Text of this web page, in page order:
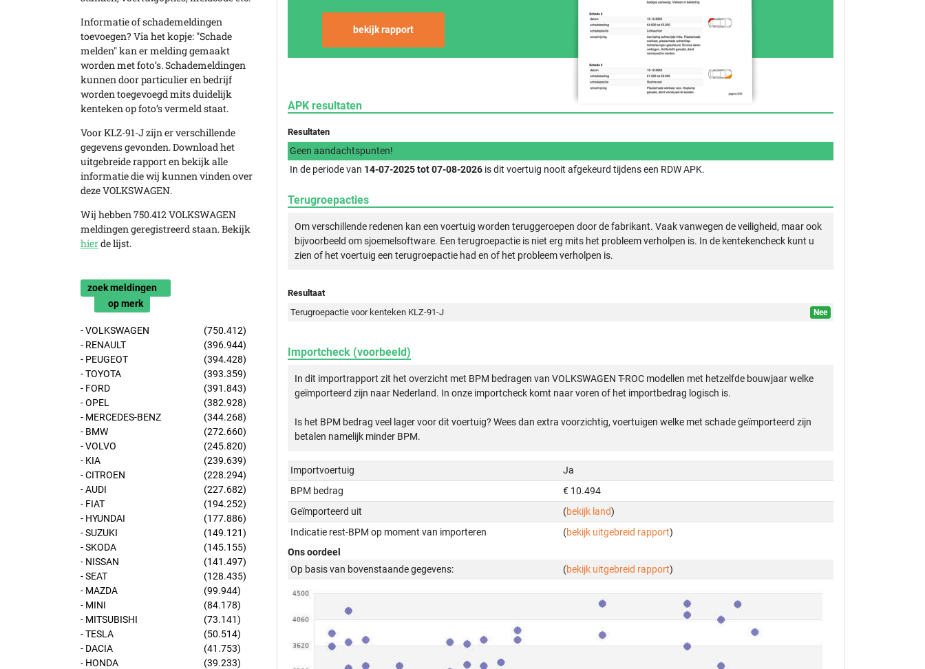
Informatie of schademeldingen
toevoegen? Via het kopje: "Schade
melden" kan er melding gemaakt
worden met foto’s. Schademeldingen
kunnen door particulier en bedrijf
worden toegevoegd mits duidelijk
kenteken op foto’s vermeld staat.
Voor KLZ-91-J zijn er verschillende
gegevens gevonden. Download het
uitgebreide rapport en bekijk alle
informatie die wij kunnen vinden over
deze VOLKSWAGEN.
Wij hebben 750.412 VOLKSWAGEN
meldingen geregistreerd staan. Bekijk
hierde lijst.
zoek meldingen
op merk
- VOLKSWAGEN
(750.412)
- RENAULT
(396.944)
- PEUGEOT
(394.428)
- TOYOTA
(393.359)
- FORD
(391.843)
- OPEL
(382.928)
- MERCEDES-BENZ
(344.268)
- BMW
(272.660)
- VOLVO
(245.820)
- KIA
(239.639)
- CITROEN
(228.294)
- AUDI
(227.682)
- FIAT
(194.252)
- HYUNDAI
(177.886)
- SUZUKI
(149.121)
- SKODA
(145.155)
- NISSAN
(141.497)
- SEAT
(128.435)
- MAZDA
(99.944)
- MINI
(84.178)
- MITSUBISHI
(73.141)
- TESLA
(50.514)
- DACIA
(41.753)
- HONDA
(39.233)
bekijk rapport
APK resultaten
Resultaten
Geen aandachtspunten!
In de periode van 14-07-2025 tot 07-08-2026 is dit voertuig nooit afgekeurd tijdens een RDW APK.
Terugroepacties
Om verschillende redenen kan een voertuig worden teruggeroepen door de fabrikant. Vaak vanwegen de veiligheid, maar ook
bijvoorbeeld om sjoemelsoftware. Een terugroepactie is niet erg mits het probleem verholpen is. In de kentekencheck kunt u
zien of het voertuig een terugroepactie had en of het probleem verholpen is.
Resultaat
Terugroepactie voor kenteken KLZ-91-J
Nee
Importcheck (voorbeeld)
In dit importrapport zit het overzicht met BPM bedragen van VOLKSWAGEN T-ROC modellen met hetzelfde bouwjaar welke
geïmporteerd zijn naar Nederland. In onze importcheck komt naar voren of het importbedrag logisch is.
Is het BPM bedrag veel lager voor dit voertuig? Wees dan extra voorzichtig, voertuigen welke met schade geïmporteerd zijn
betalen namelijk minder BPM.
Importvoertuig
Ja
BPM bedrag
€ 10.494
Geïmporteerd uit
(bekijk land)
Indicatie rest-BPM op moment van importeren
(bekijk uitgebreid rapport)
Ons oordeel
Op basis van bovenstaande gegevens:
(bekijk uitgebreid rapport)